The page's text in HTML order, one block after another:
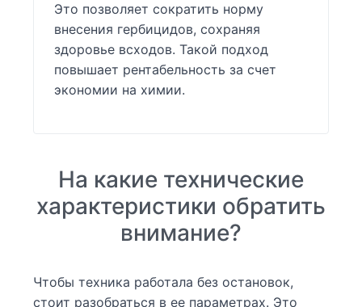
Это позволяет сократить норму
внесения гербицидов, сохраняя
здоровье всходов. Такой подход
повышает рентабельность за счет
экономии на химии.
На какие технические
характеристики обратить
внимание?
Чтобы техника работала без остановок,
стоит разобраться в ее параметрах. Это